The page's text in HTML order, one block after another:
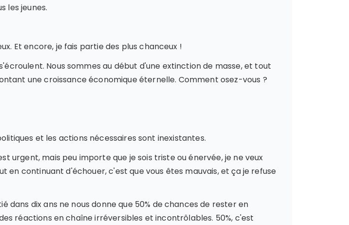
les jeunes.
Et encore, je fais partie des plus chanceux !
Nous sommes au début d'une extinction de masse, et tout
une croissance économique éternelle. Comment osez-vous ?
et les actions nécessaires sont inexistantes.
urgent, mais peu importe que je sois triste ou énervée, je ne veux
en continuant d'échouer, c'est que vous êtes mauvais, et ça je refuse
dans dix ans ne nous donne que 50% de chances de rester en
réactions en chaîne irréversibles et incontrôlables. 50%, c'est